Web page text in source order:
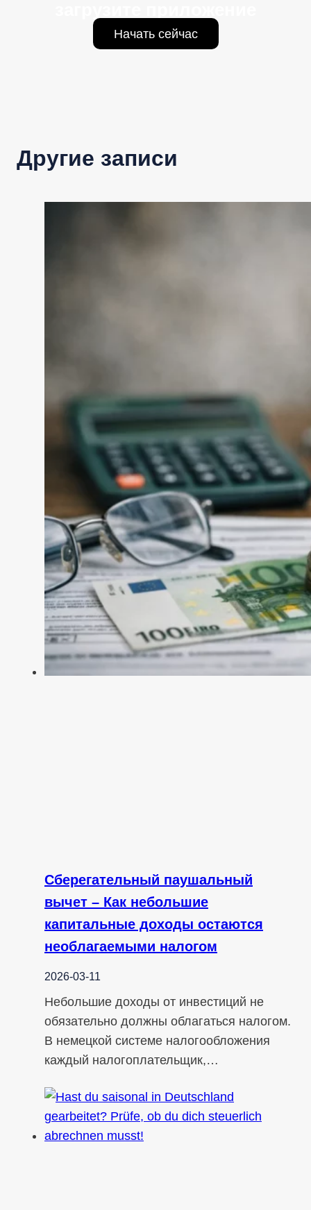
Начать сейчас
Другие записи
Сберегательный паушальный
вычет – Как небольшие
капитальные доходы остаются
необлагаемыми налогом
2026-03-11
Небольшие доходы от инвестиций не
обязательно должны облагаться налогом.
В немецкой системе налогообложения
каждый налогоплательщик,…